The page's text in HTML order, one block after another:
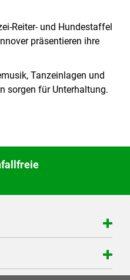
Reiter- und Hundestaffel
präsentieren ihre
Tanzeinlagen und
sorgen für Unterhaltung.